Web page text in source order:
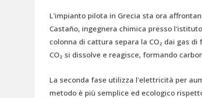
L'impianto pilota in Grecia sta ora
Castaño, ingegnera chimica presso
colonna di cattura separa la CO₂ dai gas
CO₂ si dissolve e reagisce, formando
La seconda fase utilizza l'elettricità per
metodo è più semplice ed ecologico